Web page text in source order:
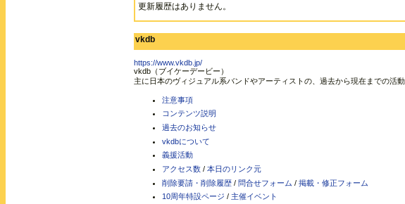
更新履歴はありません。
vkdb
https://www.vkdb.jp/
vkdb（ブイケーデービー）
主に日本のヴィジュアル系バンドやアーティストの、過去から現在までの活
注意事項
コンテンツ説明
過去のお知らせ
vkdbについて
義援活動
アクセス数 / 本日のリンク元
削除要請・削除履歴 / 問合せフォーム / 掲載・修正フォーム
10周年特設ページ / 主催イベント